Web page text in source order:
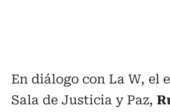
En diálogo con La W, el
Sala de Justicia y Paz,